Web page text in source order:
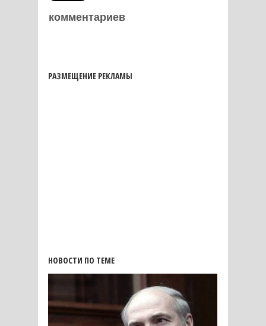
комментариев
РАЗМЕЩЕНИЕ РЕКЛАМЫ
НОВОСТИ ПО ТЕМЕ